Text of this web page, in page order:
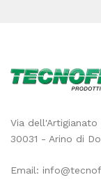
Via dell'Artigianato
30031 - Arino di
Email: